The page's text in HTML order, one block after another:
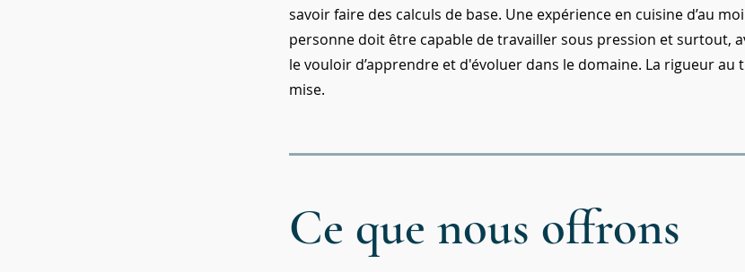
savoir faire des calculs de base. Une expérience en cuisine d’au
personne doit être capable de travailler sous pression et surtout,
le vouloir d’apprendre et d'évoluer dans le domaine. La rigueur au
mise.
Ce que nous offrons